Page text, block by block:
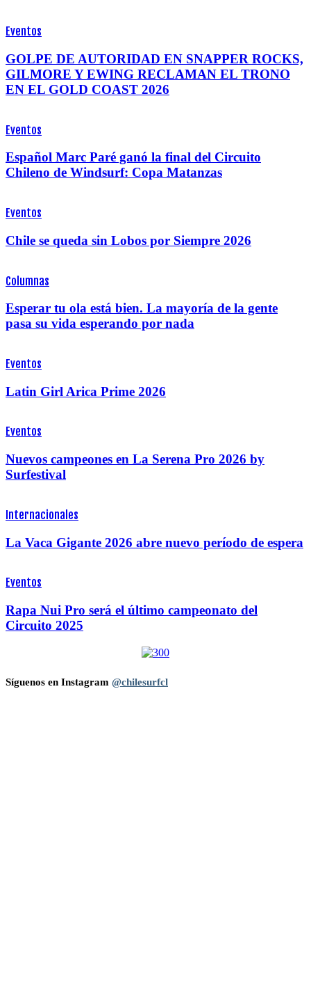
Eventos
GOLPE DE AUTORIDAD EN SNAPPER ROCKS,
GILMORE Y EWING RECLAMAN EL TRONO
EN EL GOLD COAST 2026
Eventos
Español Marc Paré ganó la final del Circuito
Chileno de Windsurf: Copa Matanzas
Eventos
Chile se queda sin Lobos por Siempre 2026
Columnas
Esperar tu ola está bien. La mayoría de la gente
pasa su vida esperando por nada
Eventos
Latin Girl Arica Prime 2026
Eventos
Nuevos campeones en La Serena Pro 2026 by
Surfestival
Internacionales
La Vaca Gigante 2026 abre nuevo período de espera
Eventos
Rapa Nui Pro será el último campeonato del
Circuito 2025
Síguenos en Instagram @chilesurfcl